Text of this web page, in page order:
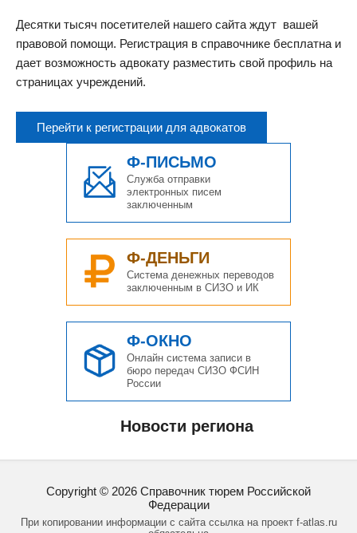
Десятки тысяч посетителей нашего сайта ждут вашей
правовой помощи. Регистрация в справочнике бесплатна и
дает возможность адвокату разместить свой профиль на
страницах учреждений.
Перейти к регистрации для адвокатов
Ф-ПИСЬМО
Служба отправки
электронных писем
заключенным
Ф-ДЕНЬГИ
Система денежных переводов
заключенным в СИЗО и ИК
Ф-ОКНО
Онлайн система записи в
бюро передач СИЗО ФСИН
России
Новости региона
Copyright © 2026 Справочник тюрем Российской
Федерации
При копировании информации с сайта ссылка на проект f-atlas.ru